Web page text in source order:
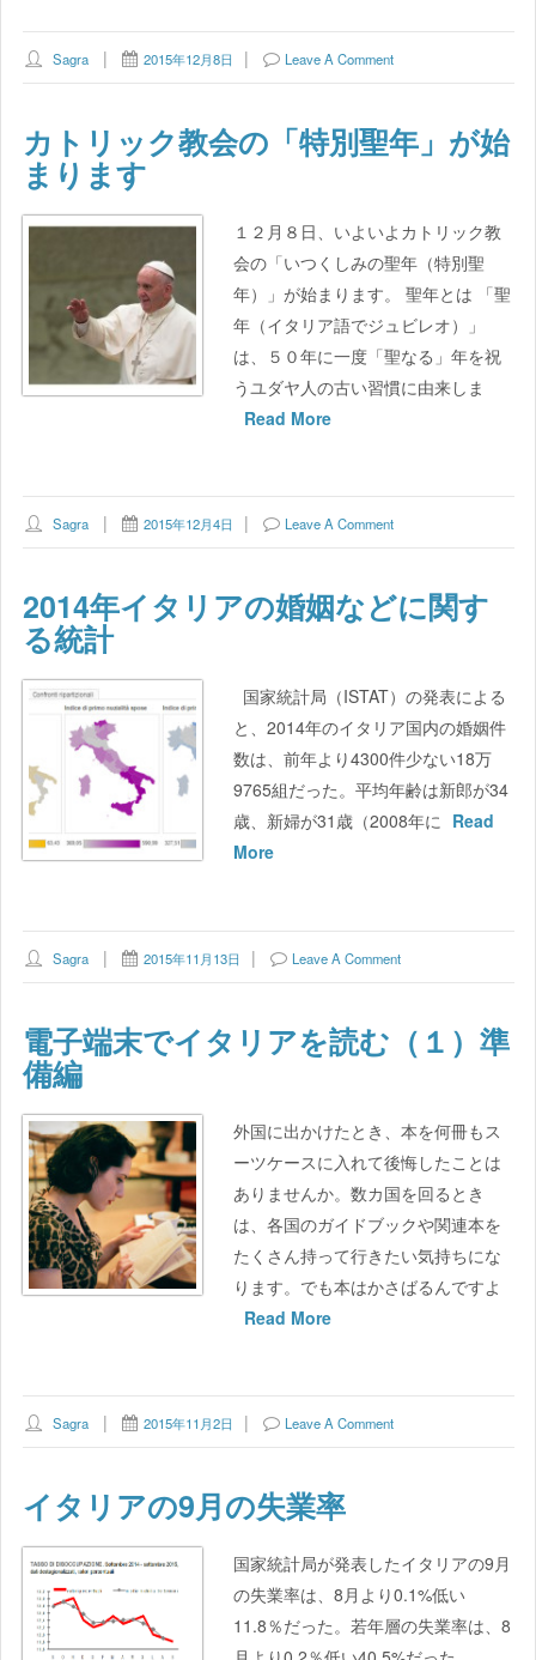
Sagra 2015年12月8日 Leave A Comment
カトリック教会の「特別聖年」が始
まります
１２月８日、いよいよカトリック教
会の「いつくしみの聖年（特別聖
年）」が始まります。 聖年とは 「聖
年（イタリア語でジュビレオ）」
は、５０年に一度「聖なる」年を祝
うユダヤ人の古い習慣に由来しま
Read More
Sagra 2015年12月4日 Leave A Comment
2014年イタリアの婚姻などに関す
る統計
国家統計局（ISTAT）の発表による
と、2014年のイタリア国内の婚姻件
数は、前年より4300件少ない18万
9765組だった。平均年齢は新郎が34
歳、新婦が31歳（2008年に Read
More
Sagra 2015年11月13日 Leave A Comment
電子端末でイタリアを読む（１）準
備編
外国に出かけたとき、本を何冊もス
ーツケースに入れて後悔したことは
ありませんか。数カ国を回るとき
は、各国のガイドブックや関連本を
たくさん持って行きたい気持ちにな
ります。でも本はかさばるんですよ
Read More
Sagra 2015年11月2日 Leave A Comment
イタリアの9月の失業率
国家統計局が発表したイタリアの9月
の失業率は、8月より0.1%低い
11.8％だった。若年層の失業率は、8